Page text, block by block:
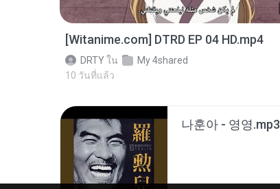
[Witanime.com] DTRD EP 04 HD.mp4
DRTYใน
My 4shared
10 วันที่แล้ว
나훈아 - 영영.mp3